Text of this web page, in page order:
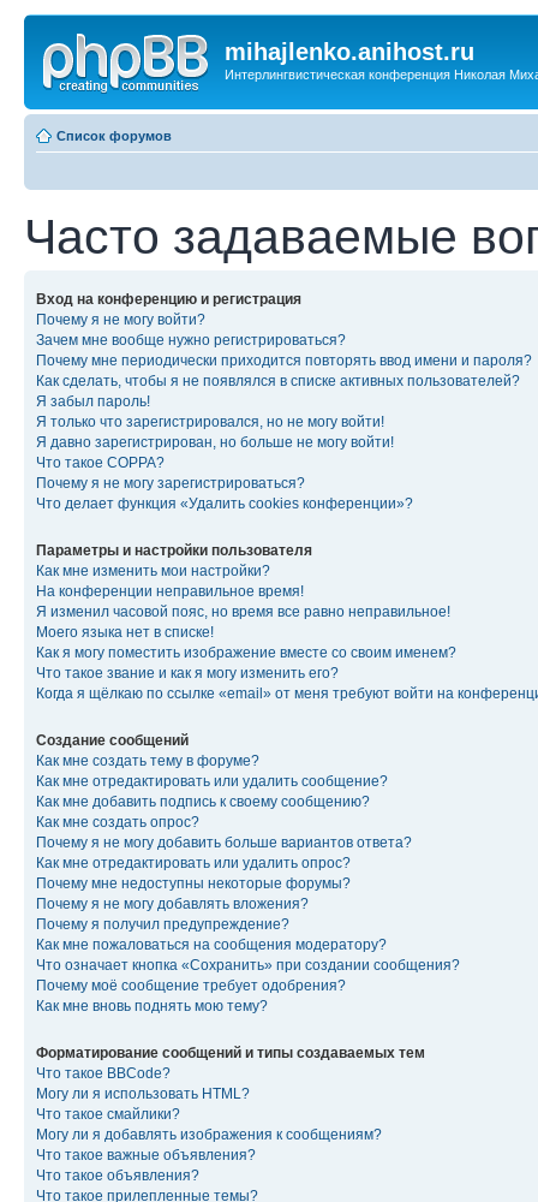
mihajlenko.anihost.ru
Интерлингвистическая конференция Николая
Список форумов
Часто задаваемые
Вход на конференцию и регистрация
Почему я не могу войти?
Зачем мне вообще нужно регистрироваться?
Почему мне периодически приходится повторять ввод имени и пароля?
Как сделать, чтобы я не появлялся в списке активных пользователей?
Я забыл пароль!
Я только что зарегистрировался, но не могу войти!
Я давно зарегистрирован, но больше не могу войти!
Что такое COPPA?
Почему я не могу зарегистрироваться?
Что делает функция «Удалить cookies конференции»?
Параметры и настройки пользователя
Как мне изменить мои настройки?
На конференции неправильное время!
Я изменил часовой пояс, но время все равно неправильное!
Моего языка нет в списке!
Как я могу поместить изображение вместе со своим именем?
Что такое звание и как я могу изменить его?
Когда я щёлкаю по ссылке «email» от меня требуют войти на
Создание сообщений
Как мне создать тему в форуме?
Как мне отредактировать или удалить сообщение?
Как мне добавить подпись к своему сообщению?
Как мне создать опрос?
Почему я не могу добавить больше вариантов ответа?
Как мне отредактировать или удалить опрос?
Почему мне недоступны некоторые форумы?
Почему я не могу добавлять вложения?
Почему я получил предупреждение?
Как мне пожаловаться на сообщения модератору?
Что означает кнопка «Сохранить» при создании сообщения?
Почему моё сообщение требует одобрения?
Как мне вновь поднять мою тему?
Форматирование сообщений и типы создаваемых тем
Что такое BBCode?
Могу ли я использовать HTML?
Что такое смайлики?
Могу ли я добавлять изображения к сообщениям?
Что такое важные объявления?
Что такое объявления?
Что такое прилепленные темы?